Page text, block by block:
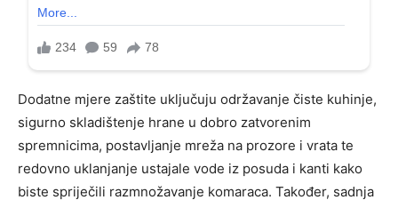
Dodatne mjere zaštite uključuju održavanje čiste kuhinje,
sigurno skladištenje hrane u dobro zatvorenim
spremnicima, postavljanje mreža na prozore i vrata te
redovno uklanjanje ustajale vode iz posuda i kanti kako
biste spriječili razmnožavanje komaraca. Također, sadnja